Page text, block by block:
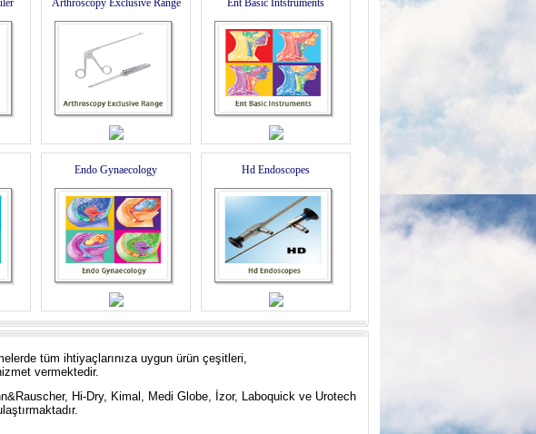
Arthroscopy Exclusive Range Ent Basic Intstruments
Endo Gynaecology Hd Endoscopes
tüm ihtiyaçlarınıza uygun ürün çeşitleri,
vermektedir.
uscher, Hi-Dry, Kimal, Medi Globe, İzor, Laboquick ve Urotech